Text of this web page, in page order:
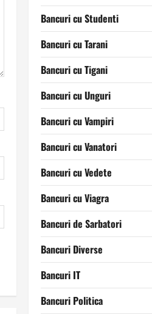
Bancuri cu Studenti
Bancuri cu Tarani
Bancuri cu Tigani
Bancuri cu Unguri
Bancuri cu Vampiri
Bancuri cu Vanatori
Bancuri cu Vedete
Bancuri cu Viagra
Bancuri de Sarbatori
Bancuri Diverse
Bancuri IT
Bancuri Politica